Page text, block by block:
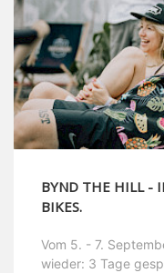
BYND THE HILL -
BIKES.
Vom 5. - 7.
wieder: 3 Tage